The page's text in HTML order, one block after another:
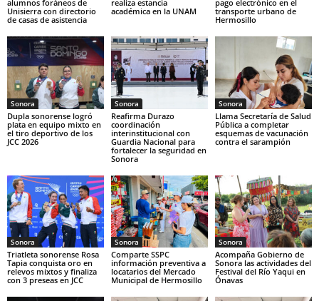
alumnos foráneos de
Unisierra con directorio
de casas de asistencia
realiza estancia
académica en la UNAM
pago electrónico en el
transporte urbano de
Hermosillo
Sonora
Dupla sonorense logró
plata en equipo mixto en
el tiro deportivo de los
JCC 2026
Sonora
Reafirma Durazo
coordinación
interinstitucional con
Guardia Nacional para
fortalecer la seguridad en
Sonora
Sonora
Llama Secretaría de Salud
Pública a completar
esquemas de vacunación
contra el sarampión
Sonora
Triatleta sonorense Rosa
Tapia conquista oro en
relevos mixtos y finaliza
con 3 preseas en JCC
Sonora
Comparte SSPC
información preventiva a
locatarios del Mercado
Municipal de Hermosillo
Sonora
Acompaña Gobierno de
Sonora las actividades del
Festival del Río Yaqui en
Ónavas